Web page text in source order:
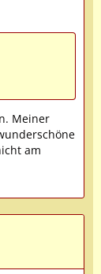
Meiner
am